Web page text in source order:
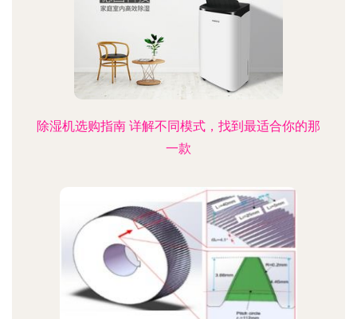
除湿机选购指南 详解不同模式，找到最适合你的那
一款